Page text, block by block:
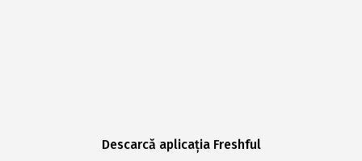
Descarcă aplicația Freshful